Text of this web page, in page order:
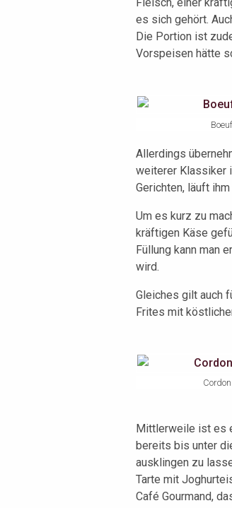
es sich gehört.
Die Portion ist
Vorspeisen hätte
Allerdings
weiterer Klassiker
Gerichten, läuft
Um es kurz zu
kräftigen Käse
Füllung kann man
wird.
Gleiches gilt auch
Frites mit
Mittlerweile ist es
bereits bis unter
ausklingen zu
Tarte mit
Café Gourmand,